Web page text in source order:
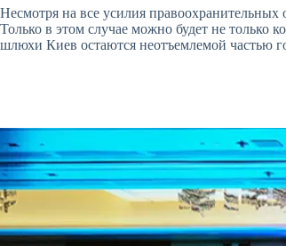
Несмотря на все усилия
Только в этом случае можно будет не только
шлюхи Киев остаются неотъемлемой частью